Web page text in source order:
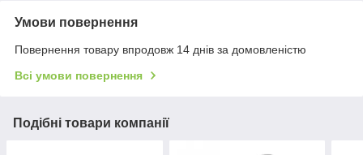
Умови повернення
Повернення товару впродовж 14 днів за домовленістю
Всі умови повернення
Подібні товари компанії